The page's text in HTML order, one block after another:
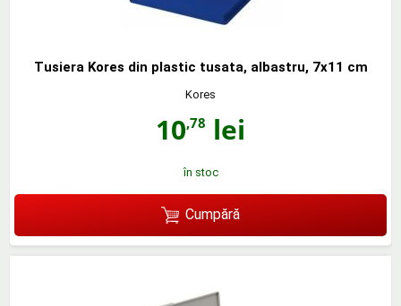
Tusiera Kores din plastic tusata, albastru, 7x11 cm
Kores
10,78 lei
în stoc
Cumpără